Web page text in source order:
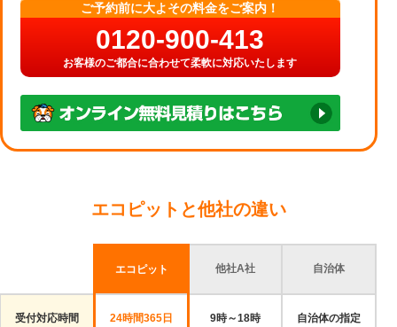
ご予約前に大よその料金をご案内！
0120-900-413
お客様のご都合に合わせて柔軟に対応いたします
エコピットと他社の違い
エコピット 他社A社 自治体
受付対応時間 24時間365日 9時～18時 自治体の指定